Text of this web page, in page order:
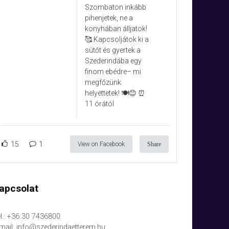
Szombaton inkább
pihenjetek, ne a
konyhában álljatok!
🥰 Kapcsoljátok ki a
sütőt és gyertek a
Szederindába egy
finom ebédre– mi
megfőzünk
helyettetek! 🍽️😊 ⏰
11 órától
15 1 View on Facebook Share
+36 30 7436800
info@szederindaetterem.hu